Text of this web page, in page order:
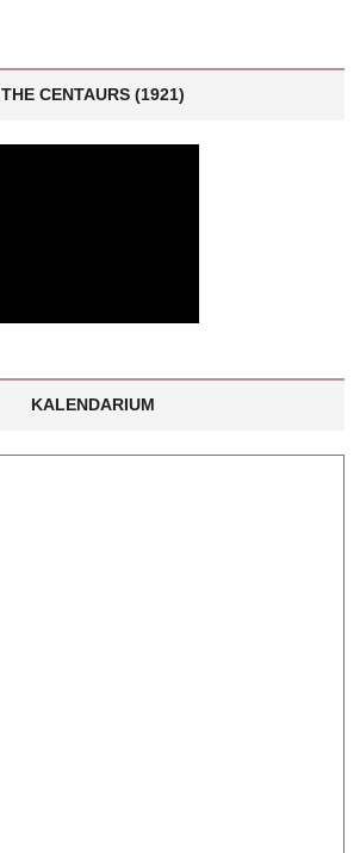
THE CENTAURS (1921)
KALENDARIUM